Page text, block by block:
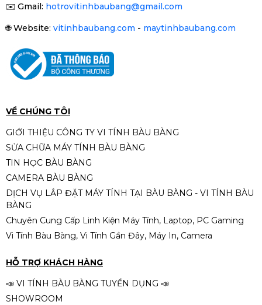
✉️ Gmail: hotrovitinhbaubang@gmail.com
🌐Website: vitinhbaubang.com - maytinhbaubang.com
VỀ CHÚNG TÔI
GIỚI THIỆU CÔNG TY VI TÍNH BÀU BÀNG
SỬA CHỮA MÁY TÍNH BÀU BÀNG
TIN HỌC BÀU BÀNG
CAMERA BÀU BÀNG
DỊCH VỤ LẮP ĐẶT MÁY TÍNH TẠI BÀU BÀNG - VI TÍNH BÀU
BÀNG
Chuyên Cung Cấp Linh Kiện Máy Tính, Laptop, PC Gaming
Vi Tính Bàu Bàng, Vi Tính Gần Đây, Máy In, Camera
HỖ TRỢ KHÁCH HÀNG
📣 VI TÍNH BÀU BÀNG TUYỂN DỤNG 📣
SHOWROOM